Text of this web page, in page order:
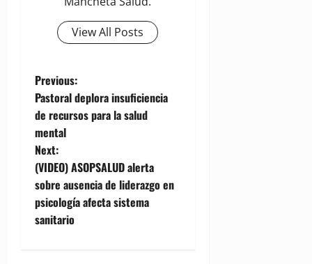
View All Posts
P
o
s
t
n
a
Previous:
Pastoral deplora insuficiencia
de recursos para la salud
mental
Next:
(VIDEO) ASOPSALUD alerta
sobre ausencia de liderazgo en
psicología afecta sistema
sanitario